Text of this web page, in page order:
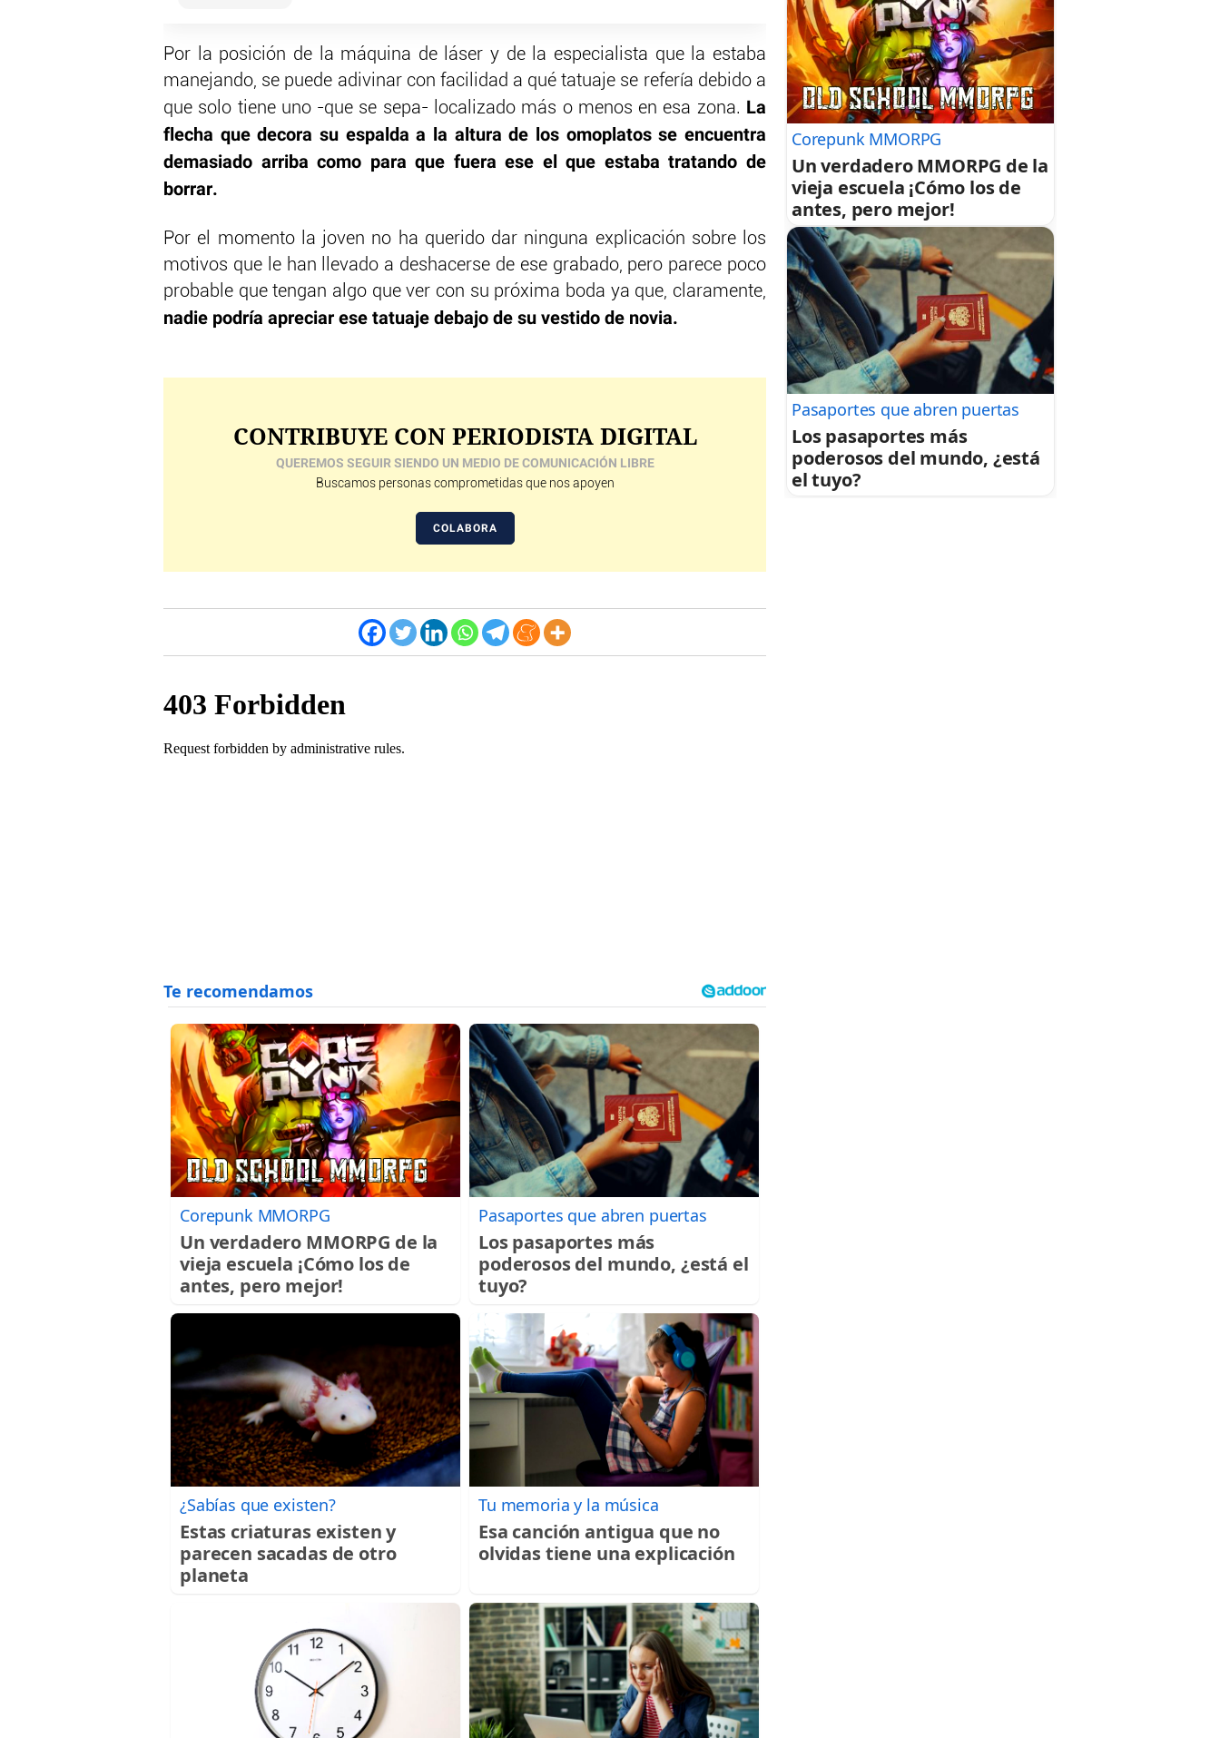
Por la posición de la máquina de láser y de la especialista que la estaba
manejando, se puede adivinar con facilidad a qué tatuaje se refería debido a
que solo tiene uno -que se sepa- localizado más o menos en esa zona. La
flecha que decora su espalda a la altura de los omoplatos se encuentra
demasiado arriba como para que fuera ese el que estaba tratando de
borrar.
Por el momento la joven no ha querido dar ninguna explicación sobre los
motivos que le han llevado a deshacerse de ese grabado, pero parece poco
probable que tengan algo que ver con su próxima boda ya que, claramente,
nadie podría apreciar ese tatuaje debajo de su vestido de novia.
CONTRIBUYE CON PERIODISTA DIGITAL
QUEREMOS SEGUIR SIENDO UN MEDIO DE COMUNICACIÓN LIBRE
Buscamos personas comprometidas que nos apoyen
COLABORA
Corepunk MMORPG
Un verdadero MMORPG de la
vieja escuela ¡Cómo los de
antes, pero mejor!
Pasaportes que abren puertas
Los pasaportes más
poderosos del mundo, ¿está el
tuyo?
¿Sabías que existen?
Estas criaturas existen y
parecen sacadas de otro
planeta
Tu memoria y la música
Esa canción antigua que no
olvidas tiene una explicación
Corepunk MMORPG
Un verdadero MMORPG de la
vieja escuela ¡Cómo los de
antes, pero mejor!
Pasaportes que abren puertas
Los pasaportes más
poderosos del mundo, ¿está
el tuyo?